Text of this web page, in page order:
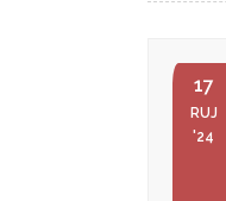
17
RUJ
'24